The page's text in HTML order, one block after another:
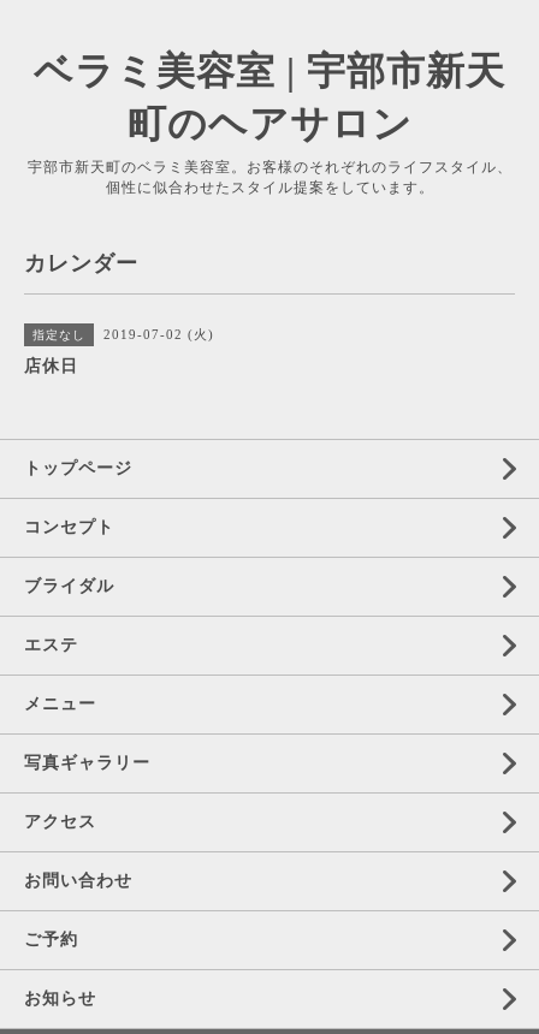
ベラミ美容室 | 宇部市新天
町のヘアサロン
宇部市新天町のベラミ美容室。お客様のそれぞれのライフスタイル、
個性に似合わせたスタイル提案をしています。
カレンダー
指定なし 2019-07-02 (火)
店休日
トップページ
コンセプト
ブライダル
エステ
メニュー
写真ギャラリー
アクセス
お問い合わせ
ご予約
お知らせ